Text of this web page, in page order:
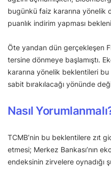
bugünkü faiz kararına
puanlık indirim yapması
Öte yandan dün gerçekleşen
tersine dönmeye başlamıştı.
kararına yönelik beklentileri bu
sabit bırakılacağı yönünde
Nasıl
TCMB’nin bu beklentilere zıt
etmesi; Merkez Bankası’nın
endeksinin zirvelere oynadığı